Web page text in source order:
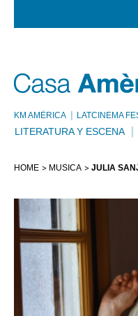
KM AMÈRICA LATCINEMA
LITERATURA Y ESCENA
HOME MÚSICA JULIA